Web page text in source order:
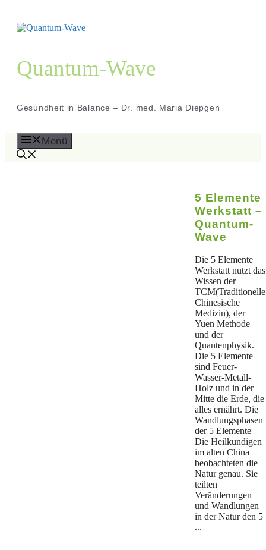
springen
Quantum-Wave
Gesundheit in Balance – Dr. med. Maria Diepgen
Menü
5 Elemente
Werkstatt –
Quantum-
Wave
Die 5 Elemente
Werkstatt nutzt das
Wissen der
TCM(Traditionelle
Chinesische
Medizin), der
Yuen Methode
und der
Quantenphysik.
Die 5 Elemente
sind Feuer-
Wasser-Metall-
Holz und in der
Mitte die Erde, die
alles ernährt. Die
Wandlungsphasen
der 5 Elemente
Die Heilkundigen
im alten China
beobachteten die
Natur genau. Sie
teilten
Veränderungen
und Wandlungen
in der Natur den 5
...